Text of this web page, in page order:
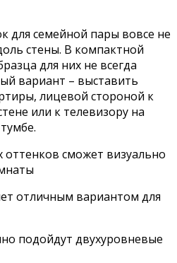
для семейной пары вовсе не
стены. В компактной
для них не всегда
вариант – выставить
лицевой стороной к
или к телевизору на
оттенков сможет визуально
отличным вариантом для
подойдут двухуровневые